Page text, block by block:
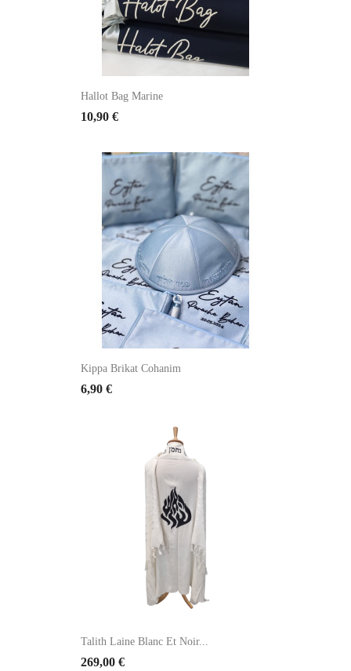
Hallot Bag Marine
10,90 €
Kippa Brikat Cohanim
6,90 €
Talith Laine Blanc Et Noir...
269,00 €